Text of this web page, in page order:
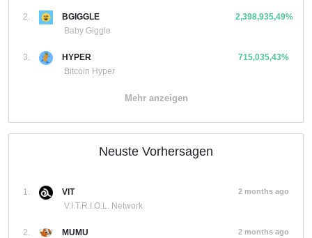
2.
BGIGGLE
Baby Giggle
2,398,935,49%
3.
HYPER
Bitcoin Hyper
715,035,43%
Mehr anzeigen
Neuste Vorhersagen
1.
VIT
V.I.T.R.I.O.L. Network
2 months ago
2.
MUMU
2 months ago